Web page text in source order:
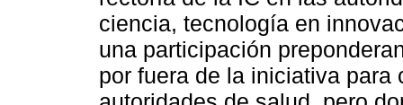
ciencia, tecnología en
una participación
por fuera de la iniciativa